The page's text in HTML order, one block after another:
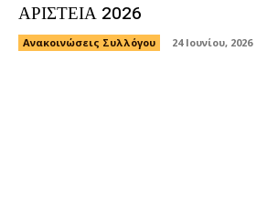
ΑΡΙΣΤΕΙΑ 2026
Ανακοινώσεις Συλλόγου 24 Ιουνίου, 2026